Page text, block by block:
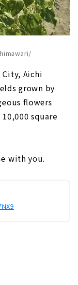
Aichi
grown by
flowers
square
with you.